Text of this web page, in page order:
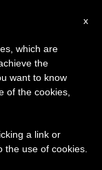
x
which are
the
want to know
of the cookies,
a link or
use of cookies.